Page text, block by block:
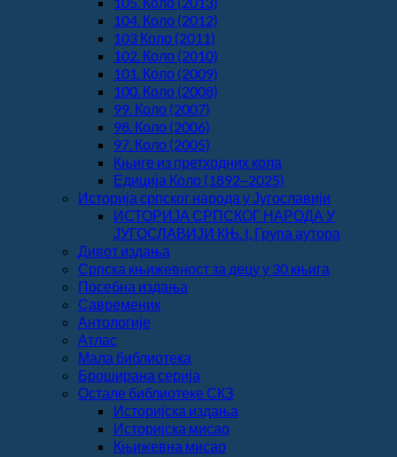
104. Коло (2012)
103 Коло (2011)
102. Коло (2010)
101. Коло (2009)
100. Коло (2008)
99. Коло (2007)
98. Коло (2006)
97. Коло (2005)
Књиге из претходних кола
Едиција Коло (1892‒2025)
Историја српског народа у Југославији
ИСТОРИЈА СРПСКОГ НАРОДА У
ЈУГОСЛАВИЈИ КЊ. I, Група аутора
Дивот издања
Српска књижевност за децу у 30 књига
Посебна издања
Савременик
Антологије
Атлас
Мала библиотека
Броширана серија
Остале библиотеке СКЗ
Историјска издања
Историјска мисао
Књижевна мисао